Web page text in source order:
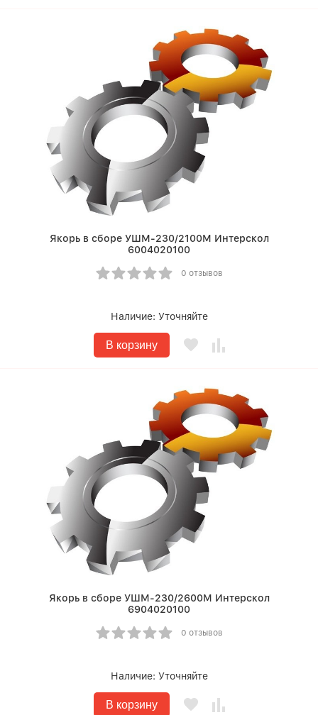
Якорь в сборе УШМ-230/2100М Интерскол
6004020100
0 отзывов
Наличие: Уточняйте
В корзину
Якорь в сборе УШМ-230/2600М Интерскол
6904020100
0 отзывов
Наличие: Уточняйте
В корзину